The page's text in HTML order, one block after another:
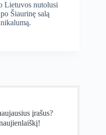
Lietuvos nutolusi
Šiaurinę salą
įrašus?